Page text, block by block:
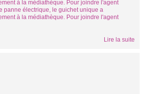
à la médiathèque. Pour joindre l'agent
panne électrique, le guichet unique a
à la médiathèque. Pour joindre l'agent
Lire la suite